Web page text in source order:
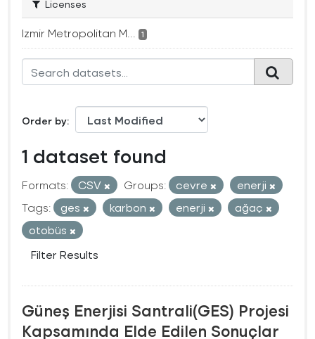
Licenses
Izmir Metropolitan M... 1
Order by
1 dataset found
Formats: CSV Groups: cevre
enerji
Tags:
ges karbon enerji
ağaç
otobüs
Filter Results
Güneş Enerjisi Santrali(GES) Projesi
Kapsamında Elde Edilen Sonuçlar